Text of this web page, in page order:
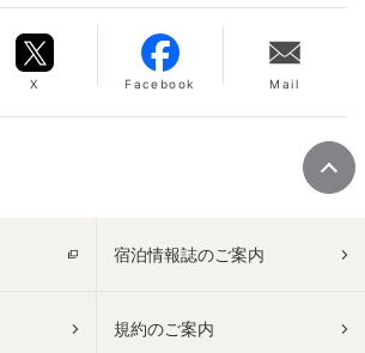
X Facebook Mail
宿泊情報誌のご案内
規約のご案内